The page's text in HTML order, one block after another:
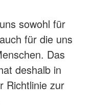
sowohl für
für die uns
Das
deshalb in
Richtlinie zur